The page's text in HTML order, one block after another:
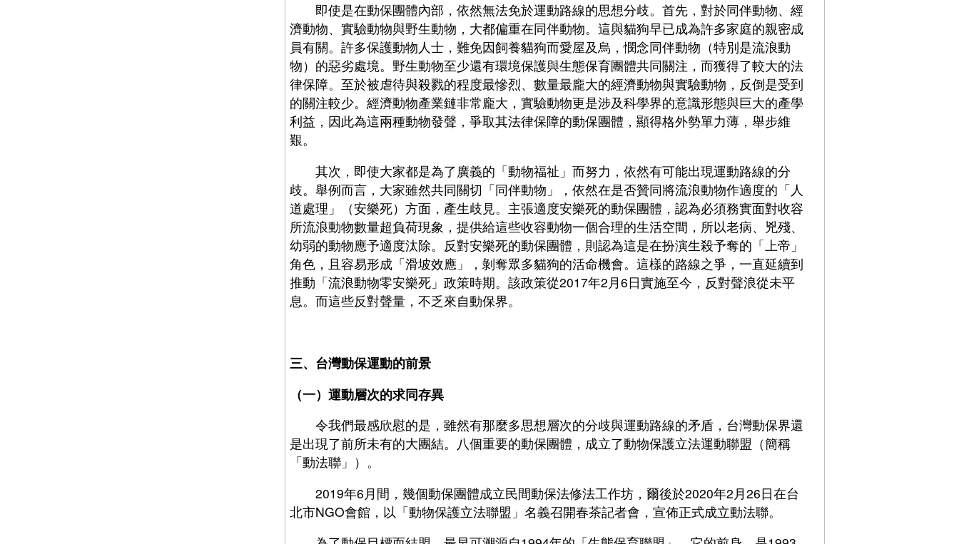
即使是在動保團體內部，依然無法免於運動路線的思想分歧。首先，對於同伴動物、經
濟動物、實驗動物與野生動物，大都偏重在同伴動物。這與貓狗早已成為許多家庭的親密成
員有關。許多保護動物人士，難免因飼養貓狗而愛屋及烏，憫念同伴動物（特別是流浪動
物）的惡劣處境。野生動物至少還有環境保護與生態保育團體共同關注，而獲得了較大的法
律保障。至於被虐待與殺戮的程度最慘烈、數量最龐大的經濟動物與實驗動物，反倒是受到
的關注較少。經濟動物產業鏈非常龐大，實驗動物更是涉及科學界的意識形態與巨大的產學
利益，因此為這兩種動物發聲，爭取其法律保障的動保團體，顯得格外勢單力薄，舉步維
艱。
其次，即使大家都是為了廣義的「動物福祉」而努力，依然有可能出現運動路線的分
歧。舉例而言，大家雖然共同關切「同伴動物」，依然在是否贊同將流浪動物作適度的「人
道處理」（安樂死）方面，產生歧見。主張適度安樂死的動保團體，認為必須務實面對收容
所流浪動物數量超負荷現象，提供給這些收容動物一個合理的生活空間，所以老病、兇殘、
幼弱的動物應予適度汰除。反對安樂死的動保團體，則認為這是在扮演生殺予奪的「上帝」
角色，且容易形成「滑坡效應」，剝奪眾多貓狗的活命機會。這樣的路線之爭，一直延續到
推動「流浪動物零安樂死」政策時期。該政策從2017年2月6日實施至今，反對聲浪從未平
息。而這些反對聲量，不乏來自動保界。
三、台灣動保運動的前景
（一）運動層次的求同存異
令我們最感欣慰的是，雖然有那麼多思想層次的分歧與運動路線的矛盾，台灣動保界還
是出現了前所未有的大團結。八個重要的動保團體，成立了動物保護立法運動聯盟（簡稱
「動法聯」）。
2019年6月間，幾個動保團體成立民間動保法修法工作坊，爾後於2020年2月26日在台
北市NGO會館，以「動物保護立法聯盟」名義召開春茶記者會，宣佈正式成立動法聯。